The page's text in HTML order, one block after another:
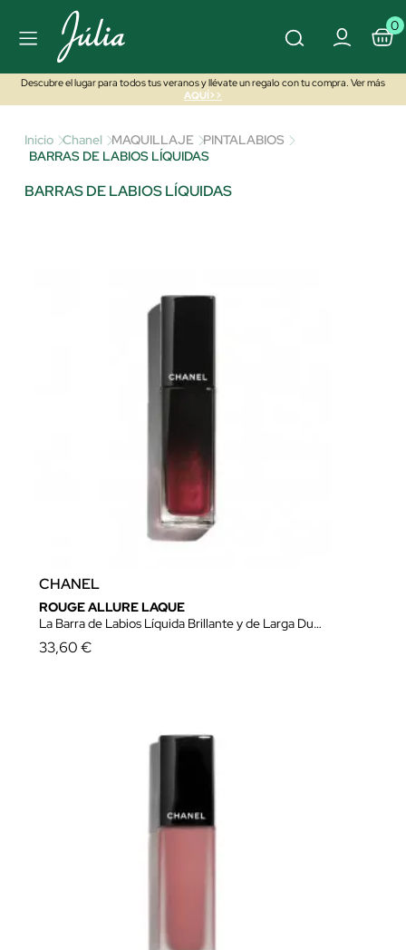
0
Descubre el lugar para todos tus veranos y llévate un regalo con tu compra. Ver más
AQUÍ>>
Inicio Chanel MAQUILLAJE PINTALABIOS
BARRAS DE LABIOS LÍQUIDAS
BARRAS DE LABIOS LÍQUIDAS
CHANEL
ROUGE ALLURE LAQUE
La Barra de Labios Líquida Brillante y de Larga Duración
33,60 €